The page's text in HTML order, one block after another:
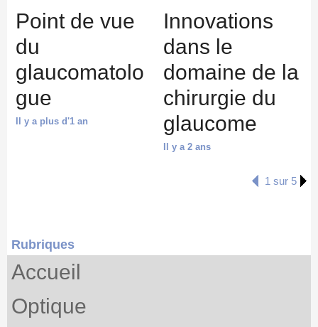
Point de vue
du
glaucomatolo
gue
Il y a plus d'1 an
Innovations
dans le
domaine de la
chirurgie du
glaucome
Il y a 2 ans
1 sur 5
Rubriques
Accueil
Optique